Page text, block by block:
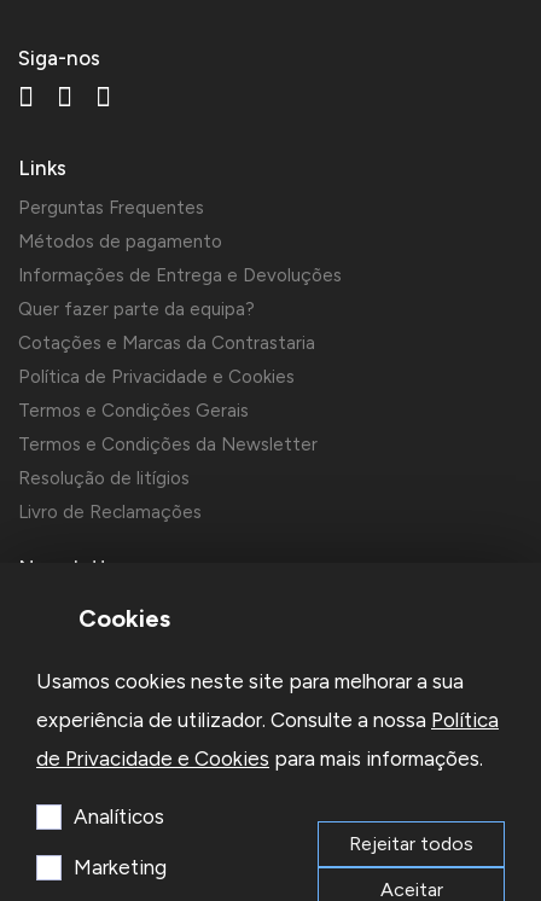
Siga-nos
Links
Perguntas Frequentes
Métodos de pagamento
Informações de Entrega e Devoluções
Quer fazer parte da equipa?
Cotações e Marcas da Contrastaria
Política de Privacidade e Cookies
Termos e Condições Gerais
Termos e Condições da Newsletter
Resolução de litígios
Livro de Reclamações
Newsletter
Li e aceito aPolítica de Privacidadee os Termos e Condições
Subscrever
Cookies
Usamos cookies neste site para melhorar a sua
experiência de utilizador. Consulte a nossa Política
de Privacidade e Cookies para mais informações.
Analíticos
Marketing
Rejeitar todos
Aceitar